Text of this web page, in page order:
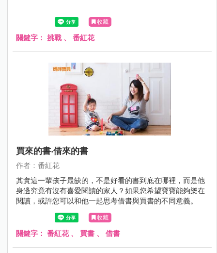
收藏
關鍵字： 挑戰 、 番紅花
買來的書‧借來的書
作者：番紅花
其實這一輩孩子最缺的，不是好看的書到底在哪裡，而是他
身邊究竟有沒有喜愛閱讀的家人？如果您希望寶寶能夠樂在
閱讀，或許您可以和他一起思考借書與買書的不同意義。
收藏
關鍵字： 番紅花、 買書 、 借書